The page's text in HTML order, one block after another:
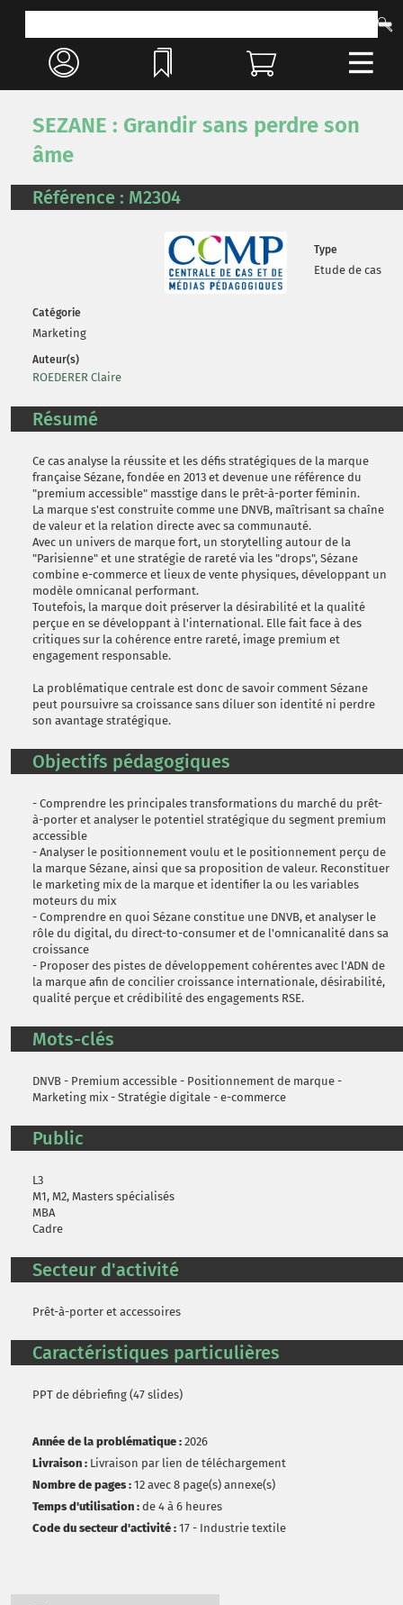
SEZANE : Grandir sans perdre son
âme
Référence : M2304
Type
Etude de cas
Catégorie
Marketing
Auteur(s)
ROEDERER Claire
Résumé
Ce cas analyse la réussite et les défis stratégiques de la marque
française Sézane, fondée en 2013 et devenue une référence du
"premium accessible" masstige dans le prêt-à-porter féminin.
La marque s'est construite comme une DNVB, maîtrisant sa chaîne
de valeur et la relation directe avec sa communauté.
Avec un univers de marque fort, un storytelling autour de la
"Parisienne" et une stratégie de rareté via les "drops", Sézane
combine e-commerce et lieux de vente physiques, développant un
modèle omnicanal performant.
Toutefois, la marque doit préserver la désirabilité et la qualité
perçue en se développant à l'international. Elle fait face à des
critiques sur la cohérence entre rareté, image premium et
engagement responsable.
La problématique centrale est donc de savoir comment Sézane
peut poursuivre sa croissance sans diluer son identité ni perdre
son avantage stratégique.
Objectifs pédagogiques
- Comprendre les principales transformations du marché du prêt-
à-porter et analyser le potentiel stratégique du segment premium
accessible
- Analyser le positionnement voulu et le positionnement perçu de
la marque Sézane, ainsi que sa proposition de valeur. Reconstituer
le marketing mix de la marque et identifier la ou les variables
moteurs du mix
- Comprendre en quoi Sézane constitue une DNVB, et analyser le
rôle du digital, du direct-to-consumer et de l'omnicanalité dans sa
croissance
- Proposer des pistes de développement cohérentes avec l'ADN de
la marque afin de concilier croissance internationale, désirabilité,
qualité perçue et crédibilité des engagements RSE.
Mots-clés
DNVB - Premium accessible - Positionnement de marque -
Marketing mix - Stratégie digitale - e-commerce
Public
L3
M1, M2, Masters spécialisés
MBA
Cadre
Secteur d'activité
Prêt-à-porter et accessoires
Caractéristiques particulières
PPT de débriefing (47 slides)
Année de la problématique : 2026
Livraison : Livraison par lien de téléchargement
Nombre de pages : 12 avec 8 page(s) annexe(s)
Temps d'utilisation : de 4 à 6 heures
Code du secteur d'activité : 17 - Industrie textile